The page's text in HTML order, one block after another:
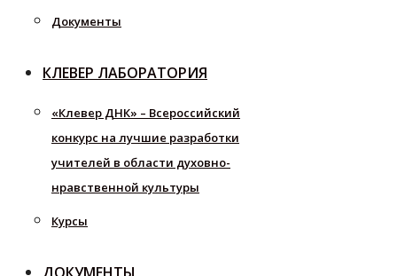
Документы
КЛЕВЕР ЛАБОРАТОРИЯ
«Клевер ДНК» – Всероссийский
конкурс на лучшие разработки
учителей в области духовно-
нравственной культуры
Курсы